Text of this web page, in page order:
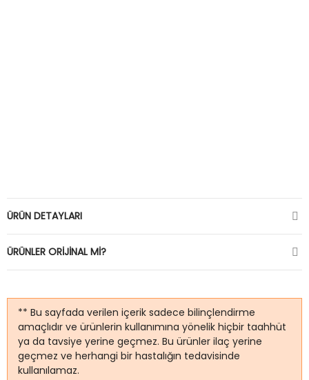
ÜRÜN DETAYLARI
ÜRÜNLER ORIJINAL MI?
** Bu sayfada verilen içerik sadece bilinçlendirme
amaçlıdır ve ürünlerin kullanımına yönelik hiçbir taahhüt
ya da tavsiye yerine geçmez. Bu ürünler ilaç yerine
geçmez ve herhangi bir hastalığın tedavisinde
kullanılamaz.